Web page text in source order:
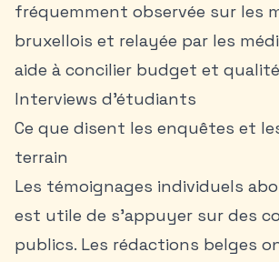
fréquemment observée sur les
bruxellois et relayée par les
aide à concilier budget et qualité
Interviews d'étudiants
Ce que disent les enquêtes et
terrain
Les témoignages individuels
est utile de s’appuyer sur des
publics. Les rédactions belges